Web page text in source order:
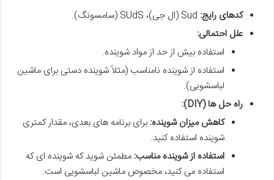
کدهای رایج:
علل احتمالی:
استفاده بیش از حد از مواد شوینده.
استفاده از شوینده نامناسب (مثلاً شوینده دستی برای ماشین
لباسشویی).
راه حل ها (DIY):
کاهش میزان شوینده: برای برنامه های بعدی، مقدار کمتری
شوینده استفاده کنید.
استفاده از شوینده مناسب: مطمئن شوید که شوینده ای که
استفاده می کنید، مخصوص ماشین لباسشویی است.